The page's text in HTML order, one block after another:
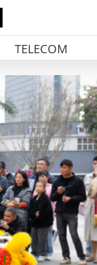
TELECOM